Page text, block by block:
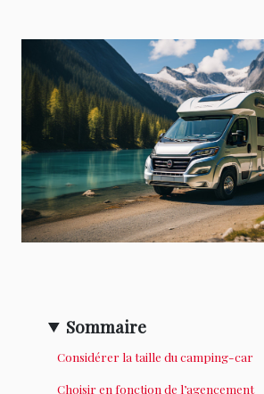
Sommaire
Considérer la taille du camping-car
Choisir en fonction de l’agencement